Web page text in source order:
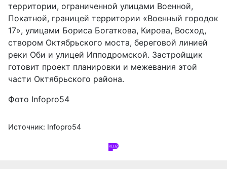
территории, ограниченной улицами Военной,
Покатной, границей территории «Военный городок
17», улицами Бориса Богаткова, Кирова, Восход,
створом Октябрьского моста, береговой линией
реки Оби и улицей Ипподромской. Застройщик
готовит проект планировки и межевания этой
части Октябрьского района.
Фото Infopro54
Источник: Infopro54